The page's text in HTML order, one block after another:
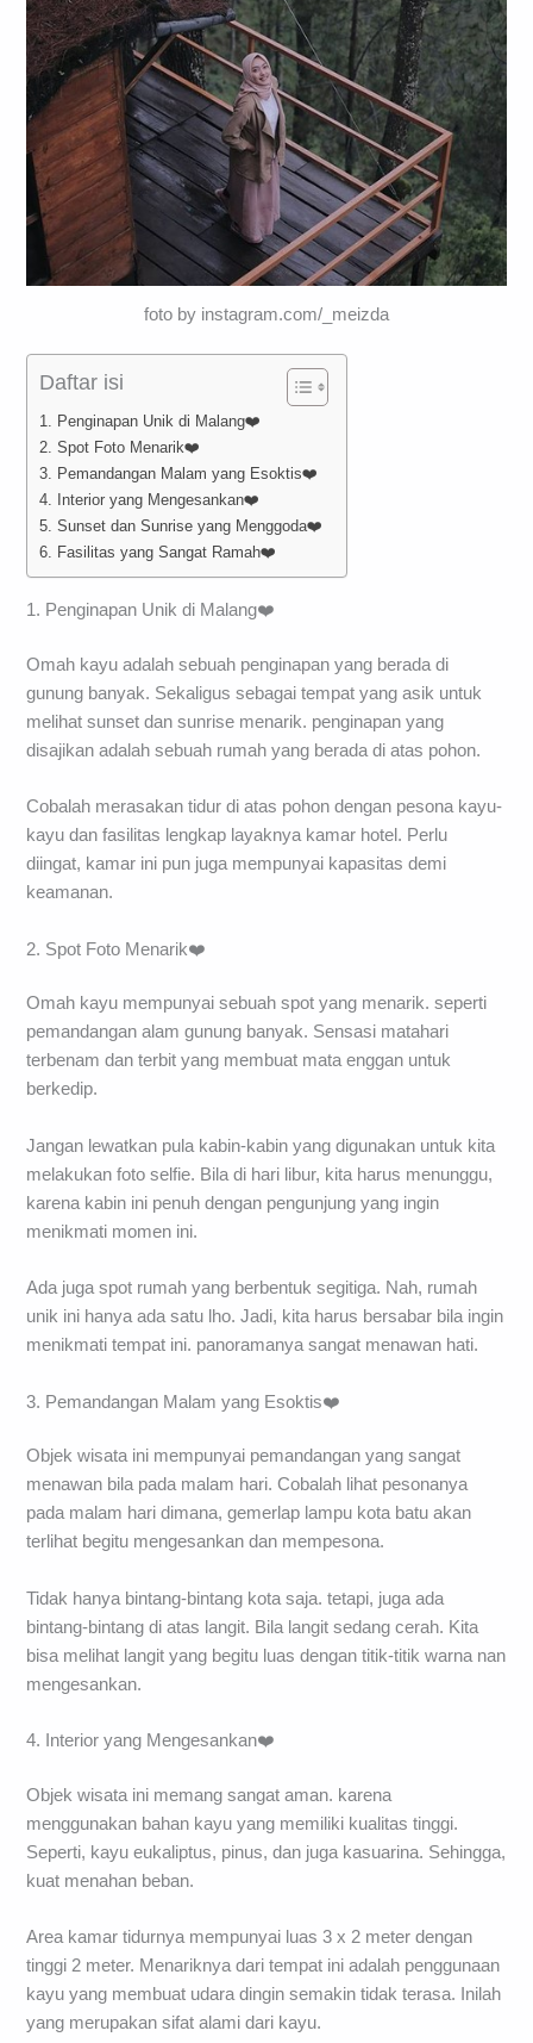
foto by instagram.com/_meizda
Daftar isi
1. Penginapan Unik di Malang❤️
2. Spot Foto Menarik❤️
3. Pemandangan Malam yang Esoktis❤️
4. Interior yang Mengesankan❤️
5. Sunset dan Sunrise yang Menggoda❤️
6. Fasilitas yang Sangat Ramah❤️
1. Penginapan Unik di Malang❤️
Omah kayu adalah sebuah penginapan yang berada di
gunung banyak. Sekaligus sebagai tempat yang asik untuk
melihat sunset dan sunrise menarik. penginapan yang
disajikan adalah sebuah rumah yang berada di atas pohon.
Cobalah merasakan tidur di atas pohon dengan pesona kayu-
kayu dan fasilitas lengkap layaknya kamar hotel. Perlu
diingat, kamar ini pun juga mempunyai kapasitas demi
keamanan.
2. Spot Foto Menarik❤️
Omah kayu mempunyai sebuah spot yang menarik. seperti
pemandangan alam gunung banyak. Sensasi matahari
terbenam dan terbit yang membuat mata enggan untuk
berkedip.
Jangan lewatkan pula kabin-kabin yang digunakan untuk kita
melakukan foto selfie. Bila di hari libur, kita harus menunggu,
karena kabin ini penuh dengan pengunjung yang ingin
menikmati momen ini.
Ada juga spot rumah yang berbentuk segitiga. Nah, rumah
unik ini hanya ada satu lho. Jadi, kita harus bersabar bila ingin
menikmati tempat ini. panoramanya sangat menawan hati.
3. Pemandangan Malam yang Esoktis❤️
Objek wisata ini mempunyai pemandangan yang sangat
menawan bila pada malam hari. Cobalah lihat pesonanya
pada malam hari dimana, gemerlap lampu kota batu akan
terlihat begitu mengesankan dan mempesona.
Tidak hanya bintang-bintang kota saja. tetapi, juga ada
bintang-bintang di atas langit. Bila langit sedang cerah. Kita
bisa melihat langit yang begitu luas dengan titik-titik warna nan
mengesankan.
4. Interior yang Mengesankan❤️
Objek wisata ini memang sangat aman. karena
menggunakan bahan kayu yang memiliki kualitas tinggi.
Seperti, kayu eukaliptus, pinus, dan juga kasuarina. Sehingga,
kuat menahan beban.
Area kamar tidurnya mempunyai luas 3 x 2 meter dengan
tinggi 2 meter. Menariknya dari tempat ini adalah penggunaan
kayu yang membuat udara dingin semakin tidak terasa. Inilah
yang merupakan sifat alami dari kayu.